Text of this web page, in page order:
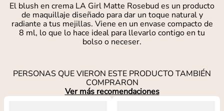
El blush en crema LA Girl Matte Rosebud es un producto
de maquillaje diseñado para dar un toque natural y
radiante a tus mejillas. Viene en un envase compacto de
8 ml, lo que lo hace ideal para llevarlo contigo en tu
bolso o neceser.
PERSONAS QUE VIERON ESTE PRODUCTO TAMBIÉN
COMPRARON
Ver más recomendaciones